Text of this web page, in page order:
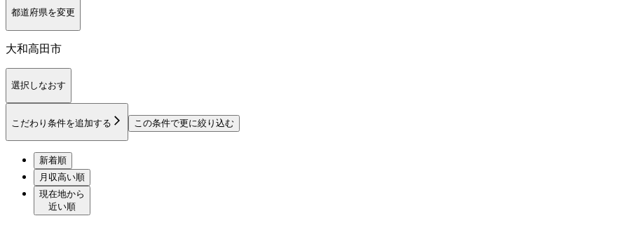
都道府県を変更
大和高田市
選択しなおす
こだわり条件を追加する この条件で更に絞り込む
新着順
月収高い順
現在地から
近い順